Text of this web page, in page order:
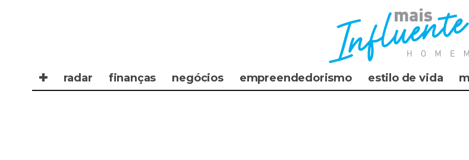
✚ radar finanças negócios empreendedorismo estilo de vida